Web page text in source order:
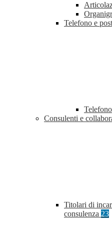
Telefono e
Consulenti e
Titolari di
consulenza 23